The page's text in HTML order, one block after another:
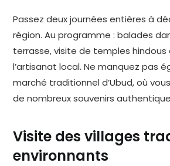
Passez deux journées entières à
région. Au programme : balades
terrasse, visite de temples
l’artisanat local. Ne manquez pas
marché traditionnel d’Ubud, où
de nombreux souvenirs
Visite des villages
environnants